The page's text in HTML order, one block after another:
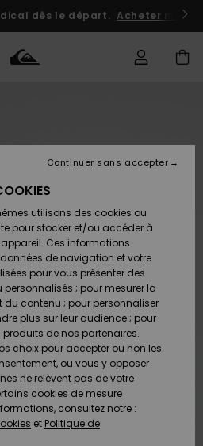
dès le départ. Acheter
utilisons des cookies ou
pour stocker et/ou accéder à
Ces informations
de navigation et votre
pour vous présenter des
; pour mesurer la
contenu ; pour personnaliser
plus sur leur audience ; pour
produits de nos partenaires.
choix pour accepter ou non les
ou vous y opposer
ne relèvent pas de votre
cookies de mesure
consultez notre :
et Politique de
Continuer sans accepter